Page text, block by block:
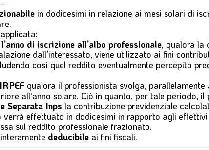
in dodicesimi in relazione ai mesi solari di
di iscrizione all’albo professionale, qualora la
dall’interessato, viene utilizzato ai fini
così quel reddito eventualmente percepito
qualora il professionista svolga,
all'anno solare. Ciò in quanto, per tale periodo,
Separata Inps la contribuzione previdenziale
effettuato in dodicesimi in rapporto agli
sul reddito professionale frazionato.
deducibile ai fini fiscali.